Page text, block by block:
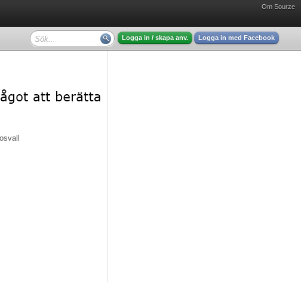
Om Sourze
Logga in / skapa anv. Logga in med Facebook